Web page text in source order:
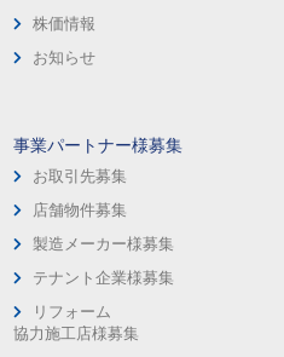
株価情報
お知らせ
事業パートナー様募集
お取引先募集
店舗物件募集
製造メーカー様募集
テナント企業様募集
リフォーム
協力施工店様募集